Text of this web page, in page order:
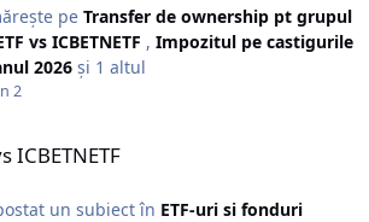
found that investing in quality makes a
over the long term?
pe Transfer de ownership pt grupul
vs ICBETNETF , Impozitul pe castigurile
2026 și 1 altul
2
ICBETNETF
un subiect în ETF-uri si fonduri